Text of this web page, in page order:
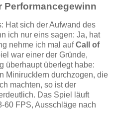
Performancegewinn
Hat sich der Aufwand des
ich nur eins sagen: Ja, hat
nehme ich mal aufCall of
war einer der Gründe,
überhaupt überlegt habe:
Minirucklern durchzogen, die
machten, so ist der
Das Spiel läuft
60 FPS, Ausschläge nach